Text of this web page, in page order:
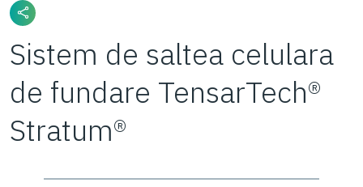
Sistem de saltea celulara
de fundare TensarTech®
Stratum®